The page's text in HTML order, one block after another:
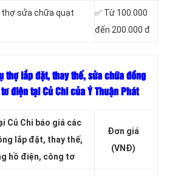
thợ sửa chữa quạt
✅ Từ 100.000
đến 200.000 đ
thợ lắp đặt, thay thế, sửa chữa đồng
điện tại Củ Chi của Ý Thuận Phát
Củ Chi báo giá các
lắp đặt, thay thế,
hồ điện, công tơ
Đơn giá
(VNĐ)